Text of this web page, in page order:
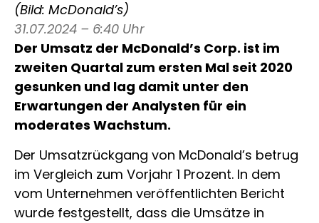
(Bild: McDonald’s)
31.07.2024 – 6:40 Uhr
Der Umsatz der McDonald’s Corp. ist im
zweiten Quartal zum ersten Mal seit 2020
gesunken und lag damit unter den
Erwartungen der Analysten für ein
moderates Wachstum.
Der Umsatzrückgang von McDonald’s betrug
im Vergleich zum Vorjahr 1 Prozent. In dem
vom Unternehmen veröffentlichten Bericht
wurde festgestellt, dass die Umsätze in